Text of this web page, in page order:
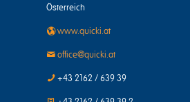
Österreich
www.quicki.at
office@quicki.at
+43 2162 / 639 39